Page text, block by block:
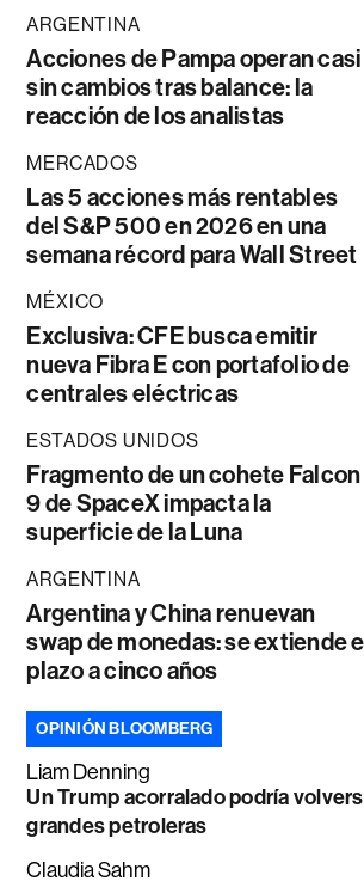
ARGENTINA
Acciones de Pampa operan casi
sin cambios tras balance: la
reacción de los analistas
MERCADOS
Las 5 acciones más rentables
del S&P 500 en 2026 en una
semana récord para Wall Street
MÉXICO
Exclusiva: CFE busca emitir
nueva Fibra E con portafolio de
centrales eléctricas
ESTADOS UNIDOS
Fragmento de un cohete Falcon
9 de SpaceX impacta la
superficie de la Luna
ARGENTINA
Argentina y China renuevan
swap de monedas: se extiende
plazo a cinco años
OPINIÓN BLOOMBERG
Liam Denning
Un Trump acorralado podría
grandes petroleras
Claudia Sahm